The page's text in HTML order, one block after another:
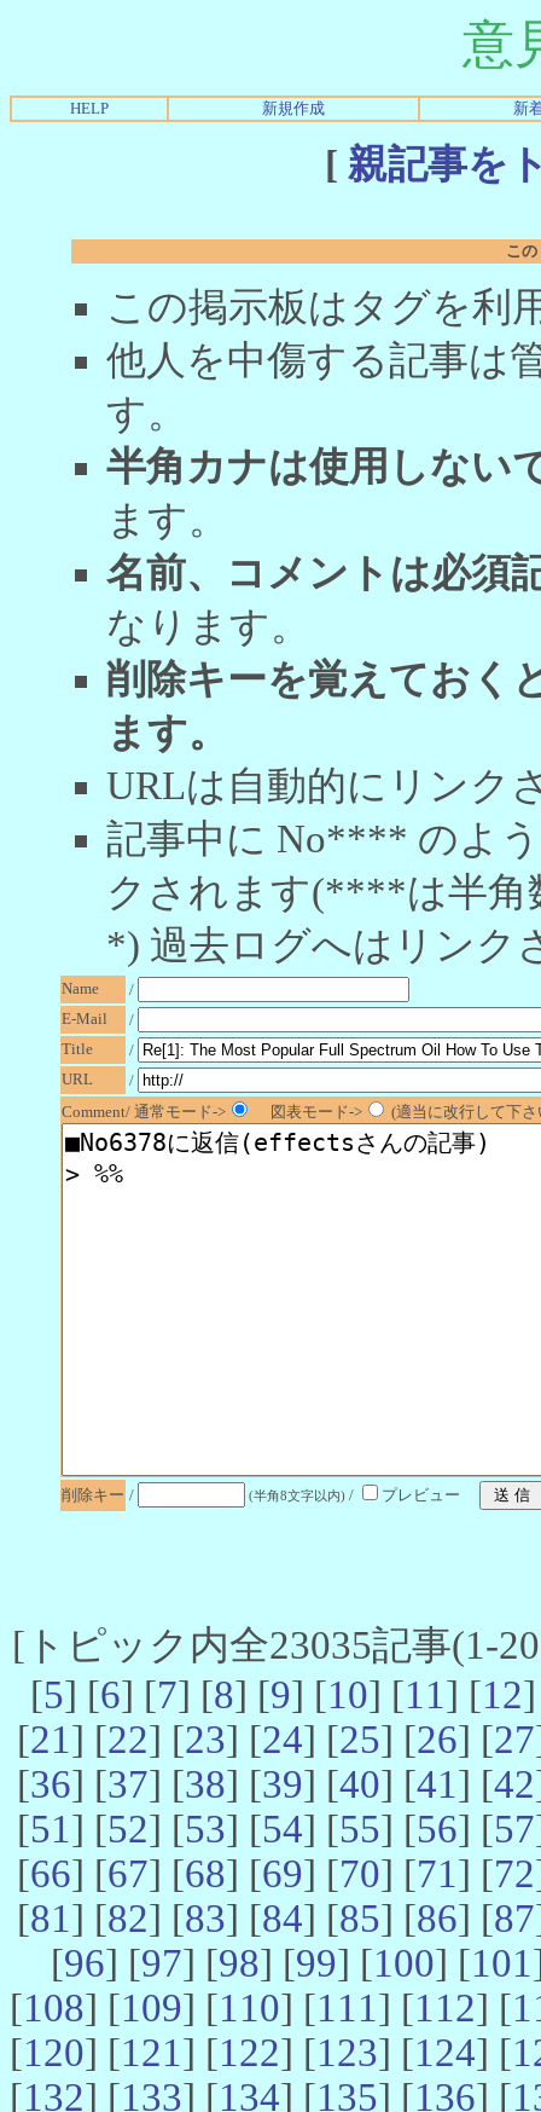
意
HELP 新規作成 新
[ 親記事を
こ
この掲示板はタグを利
他人を中傷する記事は
す。
半角カナは使用しない
ます。
名前、コメントは必須
なります。
削除キーを覚えておく
ます。
URLは自動的にリンク
記事中に No**** のよ
クされます(****は半角
*) 過去ログへはリンク
Name
/
E-Mail
/
Title
/
URL
/
Comment/ 通常モード->
図表モード-> (適当に改行して下
削除キー / (半角8文字以内) / プレビュー
[トピック内全23035記事(1-
[5] [6] [7] [8] [9] [10] [11] [12
[21] [22] [23] [24] [25] [26] [27
[36] [37] [38] [39] [40] [41] [42
[51] [52] [53] [54] [55] [56] [57
[66] [67] [68] [69] [70] [71] [72
[81] [82] [83] [84] [85] [86] [87
[96] [97] [98] [99] [100] [101
[108] [109] [110] [111] [112] [
[120] [121] [122] [123] [124] [
[132] [133] [134] [135] [136] [